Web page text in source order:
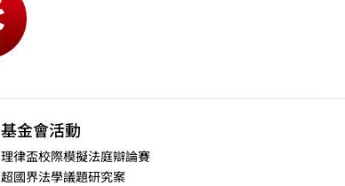
基金會活動
理律盃校際模擬法庭辯論賽
超國界法學議題研究案